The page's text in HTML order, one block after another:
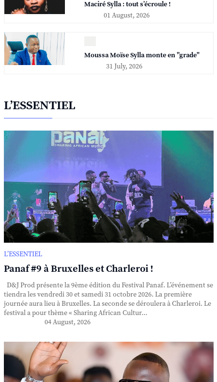
Maciré Sylla : tout s’écroule !
01 August, 2026
Moussa Moïse Sylla monte en "grade"
31 July, 2026
L’ESSENTIEL
L’ESSENTIEL
Panaf #9 à Bruxelles et Charleroi !
D&J Prod présente la 9ème édition du Festival Panaf. L’événement se
tiendra les vendredi 30 et samedi 31 octobre 2026. La première
journée aura lieu à Bruxelles. La seconde se déroulera à Charleroi. Le
festival a pour thème « Sharing African Cultur...
04 August, 2026